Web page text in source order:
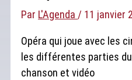
Par L'Agenda / 11 janvier
Opéra qui joue avec les
les différentes parties
chanson et vidéo